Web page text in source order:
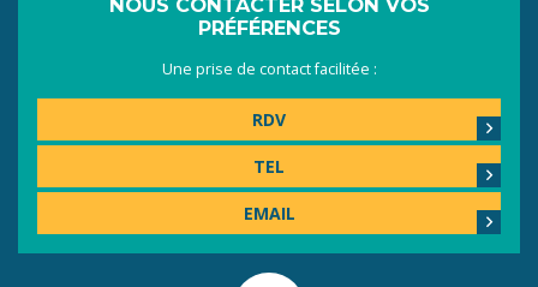
NOUS CONTACTER SELON VOS
PRÉFÉRENCES
Une prise de contact facilitée :
RDV
TEL
EMAIL